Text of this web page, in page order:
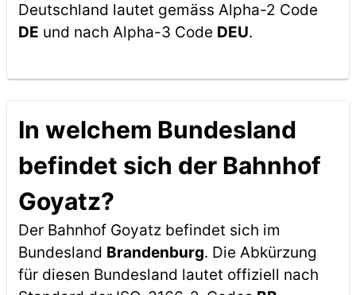
Deutschland lautet gemäss Alpha-2 Code
DE und nach Alpha-3 Code DEU.
In welchem Bundesland
befindet sich der Bahnhof
Goyatz?
Der Bahnhof Goyatz befindet sich im
Bundesland Brandenburg. Die Abkürzung
für diesen Bundesland lautet offiziell nach